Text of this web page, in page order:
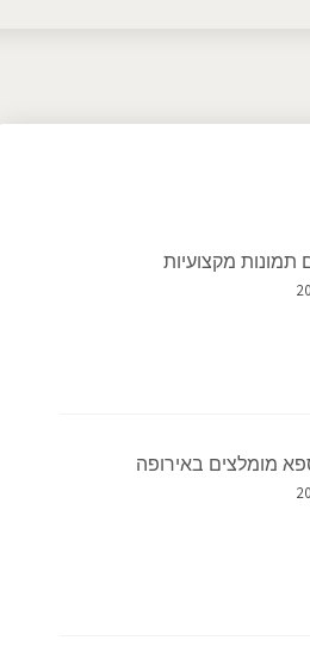
תמונות מקצועיות
מומלצים באירופה